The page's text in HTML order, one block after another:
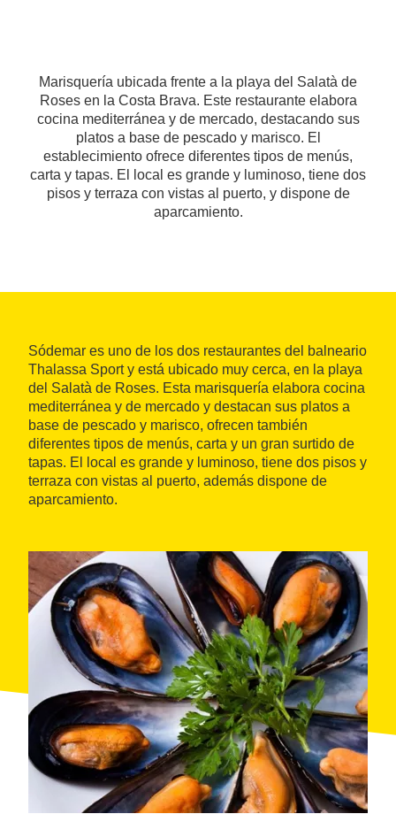
Marisquería ubicada frente a la playa del Salatà de
Roses en la Costa Brava. Este restaurante elabora
cocina mediterránea y de mercado, destacando sus
platos a base de pescado y marisco. El
establecimiento ofrece diferentes tipos de menús,
carta y tapas. El local es grande y luminoso, tiene dos
pisos y terraza con vistas al puerto, y dispone de
aparcamiento.
Sódemar es uno de los dos restaurantes del balneario
Thalassa Sport y está ubicado muy cerca, en la playa
del Salatà de Roses. Esta marisquería elabora cocina
mediterránea y de mercado y destacan sus platos a
base de pescado y marisco, ofrecen también
diferentes tipos de menús, carta y un gran surtido de
tapas. El local es grande y luminoso, tiene dos pisos y
terraza con vistas al puerto, además dispone de
aparcamiento.